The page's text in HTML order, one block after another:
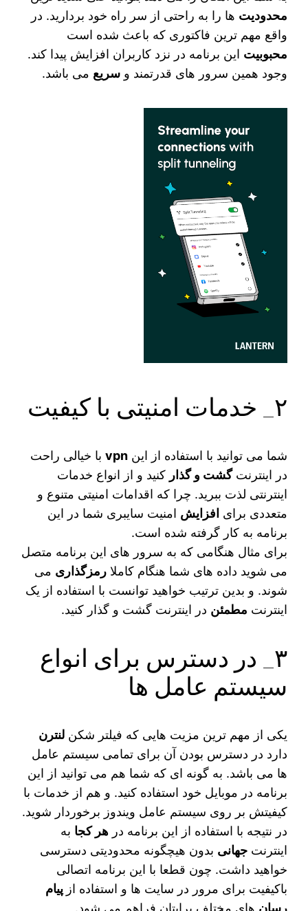
محدودیت‌ ها را به راحتی از سر راه خود بردارید. در
واقع مهم‌ ترین فاکتوری که باعث شده است
محبوبیت این برنامه در نزد کاربران افزایش پیدا کند.
وجود همین سرور های قدرتمند وسریع می باشد.
۲_ خدمات امنیتی با کیفیت
شما می‌ توانید با استفاده از اینvpn با خیالی راحت
در اینترنتگشت و گذار کنید و از انواع خدمات
اینترنتی لذت ببرید. چرا که اقدامات امنیتی متنوع و
متعددی برای افزایش امنیت سایبری شما در این
برنامه به کار گرفته شده است.
برای مثال هنگامی که به سرور های این برنامه متصل
می‌ شوید داده‌ های شما هنگام کاملارمزگذاری می
شوند. و بدین ترتیب خواهید توانست با استفاده از یک
اینترنت مطمئن در اینترنت گشت و گذار کنید.
۳_ در دسترس برای انواع
سیستم عامل ها
یکی از مهم ترین مزیت‌ هایی که فیلتر شکنلنترن
دارد در دسترس بودن آن برای تمامی سیستم عامل‌
ها می باشد. به گونه ای که شما هم می‌ توانید از این
برنامه در موبایل خود استفاده کنید. و هم از خدمات با
کیفیتش بر روی سیستم عامل ویندوز برخوردار شوید.
در نتیجه با استفاده از این برنامه درهر کجا به
اینترنتجهانی بدون هیچگونه محدودیتی دسترسی
خواهید داشت. چون قطعا با این برنامه اتصالی
باکیفیت برای مرور در سایت ها و استفاده از پیام